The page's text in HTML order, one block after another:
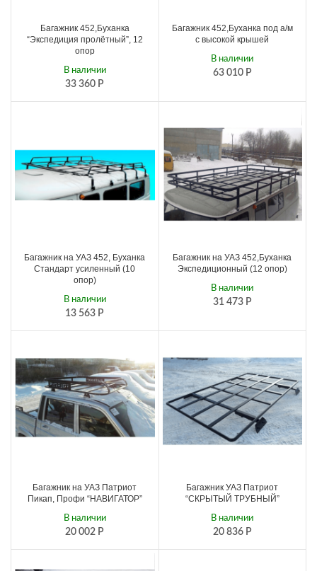
Багажник 452,Буханка
“Экспедиция пролётный”, 12
опор
33 360 Р
В наличии
Багажник 452,Буханка под а/м
с высокой крышей
63 010 Р
В наличии
Багажник на УАЗ 452, Буханка
Стандарт усиленный (10
опор)
13 563 Р
В наличии
Багажник на УАЗ 452,Буханка
Экспедиционный (12 опор)
31 473 Р
В наличии
Багажник на УАЗ Патриот
Пикап, Профи “НАВИГАТОР”
20 002 Р
В наличии
Багажник УАЗ Патриот
“СКРЫТЫЙ ТРУБНЫЙ”
20 836 Р
В наличии